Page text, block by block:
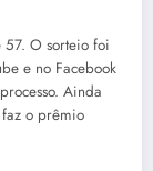
57. O sorteio foi
e no Facebook
Ainda
o prêmio